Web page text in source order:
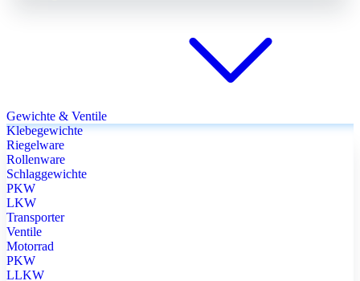
Gewichte & Ventile
Klebegewichte
Riegelware
Rollenware
Schlaggewichte
PKW
LKW
Transporter
Ventile
Motorrad
PKW
LLKW